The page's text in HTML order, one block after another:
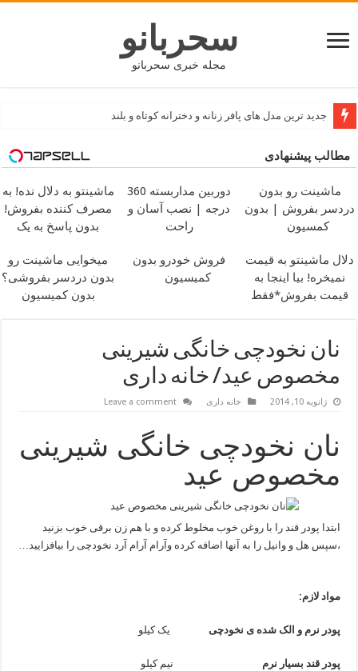
سحربانو
مجله خبری سحربانو
جدید ترین مدل های پافر زنانه و دخترانه کوتاه و بلند
مطالب پیشنهادی
ماشینت رو بدون
دردسر بفروش | بدون
کمسیون
دوربین مداربسته 360
درجه | نصب آسان و
راحت
ماشینتو به دلال نده! به
مصرف کننده بفروش!
بدون پاسخ به یک
دلال ماشینتو به قیمت
نمیخره! بیا اینجا به
قیمت بفروش*فقط
فروش خودرو بدون
کمیسیون
میخوایی ماشینت رو
بدون دردسر بفروشی؟
بدون کمیسیون
نان نخودچی خانگی شیرینی
مخصوص عید/ خانه داری
ژانویه 10, 2014 خانه داری Leave a comment
نان نخودچی خانگی شیرینی
مخصوص عید
ابتدا پودر قند را با روغن خوب مخلوط کرده و با هم زن برقی خوب بزنید
،سپس هل و وانیل را به آنها اضافه کرده وآرام آرام آرد نخودچی را بیافزایید…
مواد لازم:
پودر نرم و الک شده ی نخودچی یک کیلو
پودر قند بسیار نرم نیم کیلو